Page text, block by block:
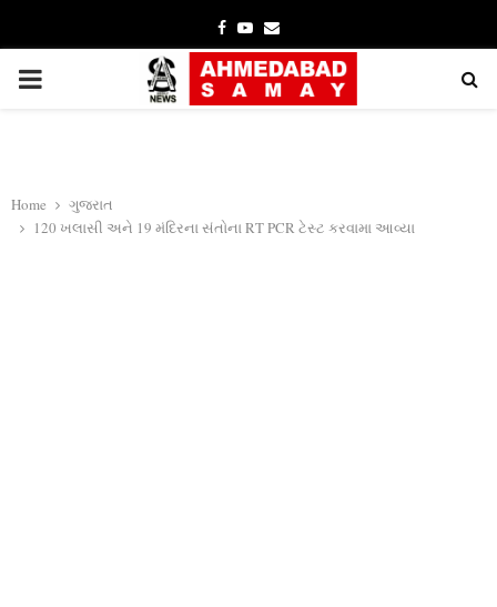
Facebook
YoutubeEmail
PRIMARY
Home
ગુજરાત
120 ખલાસી અને 19 મંદિરના સંતોના RT PCR ટેસ્ટ કરવામા આવ્યા